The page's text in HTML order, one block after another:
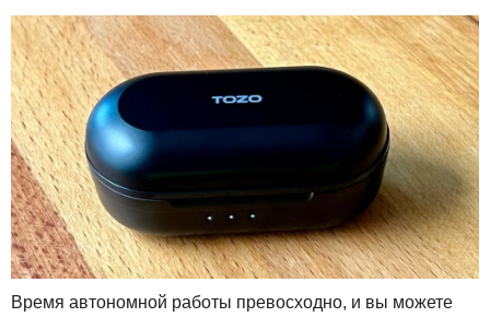
Время автономной работы превосходно, и вы можете